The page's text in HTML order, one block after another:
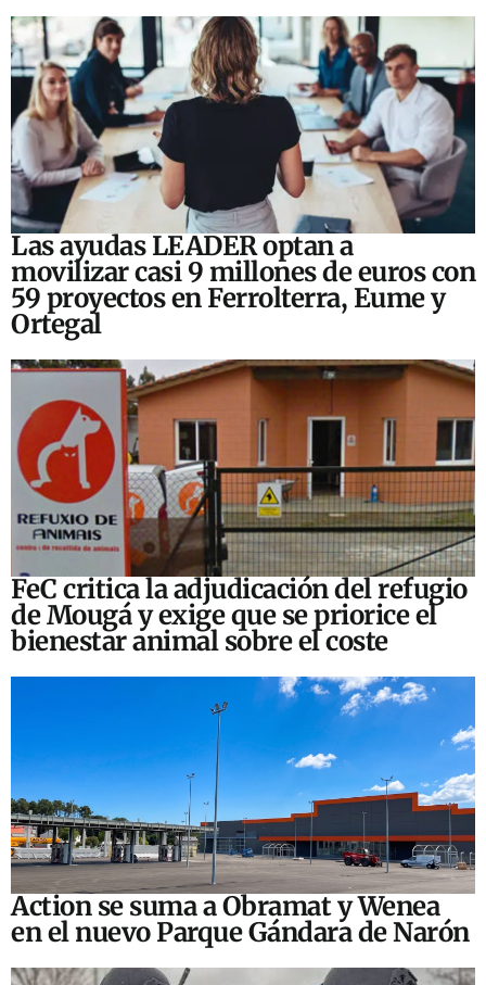
Las ayudas LEADER optan a
movilizar casi 9 millones de euros con
59 proyectos en Ferrolterra, Eume y
Ortegal
FeC critica la adjudicación del refugio
de Mougá y exige que se priorice el
bienestar animal sobre el coste
Action se suma a Obramat y Wenea
en el nuevo Parque Gándara de Narón